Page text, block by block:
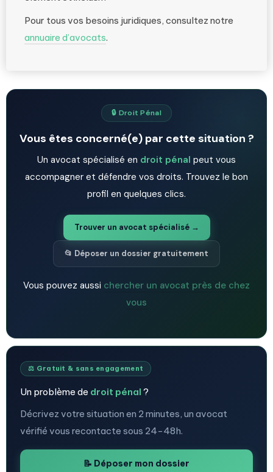
Pour tous vos besoins juridiques, consultez notre
annuaire d’avocats.
🔒 Droit Pénal
Vous êtes concerné(e) par cette situation ?
Un avocat spécialisé en droit pénal peut vous
accompagner et défendre vos droits. Trouvez le bon
profil en quelques clics.
Trouver un avocat spécialisé →
📂 Déposer un dossier gratuitement
Vous pouvez aussi chercher un avocat près de chez
vous
⚖️ Gratuit & sans engagement
Un problème de droit pénal ?
Décrivez votre situation en 2 minutes, un avocat
vérifié vous recontacte sous 24-48h.
📝 Déposer mon dossier